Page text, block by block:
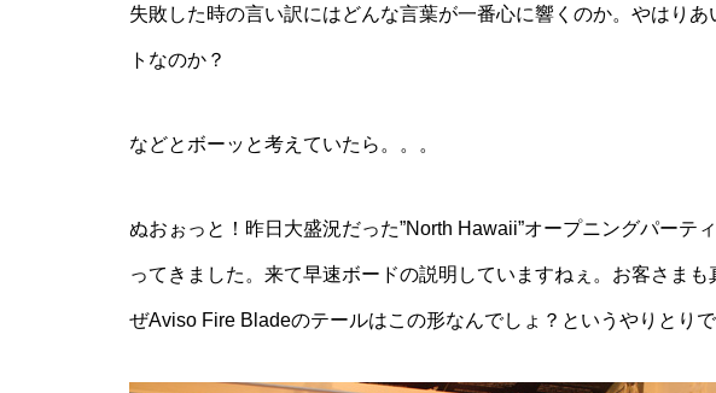
失敗した時の言い訳にはどんな言葉が一番心に響くのか。やはりあ
トなのか？
などとボーッと考えていたら。。。
ぬおぉっと！昨日大盛況だった”North Hawaii”オープニングパーテ
ってきました。来て早速ボードの説明していますねぇ。お客さま
ぜAviso Fire Bladeのテールはこの形なんでしょ？というやりとり